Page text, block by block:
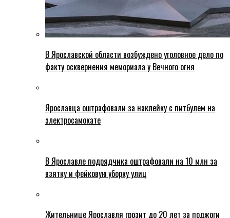
В Ярославской области возбуждено уголовное дело по
факту осквернения мемориала у Вечного огня
Ярославца оштрафовали за наклейку с питбулем на
электросамокате
В Ярославле подрядчика оштрафовали на 10 млн за
взятку и фейковую уборку улиц
Жительнице Ярославля грозит до 20 лет за поджоги